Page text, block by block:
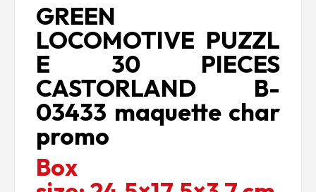
GREEN
LOCOMOTIVE PUZZL
E 30 PIECES
CASTORLAND B-
03433 maquette char
promo
Box